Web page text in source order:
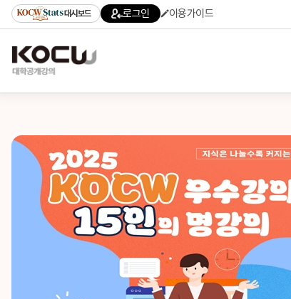
대시보드 로그인 이용가이드